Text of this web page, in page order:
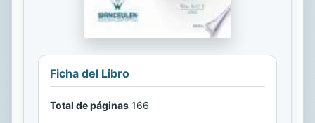
Ficha del Libro
Total de páginas 166